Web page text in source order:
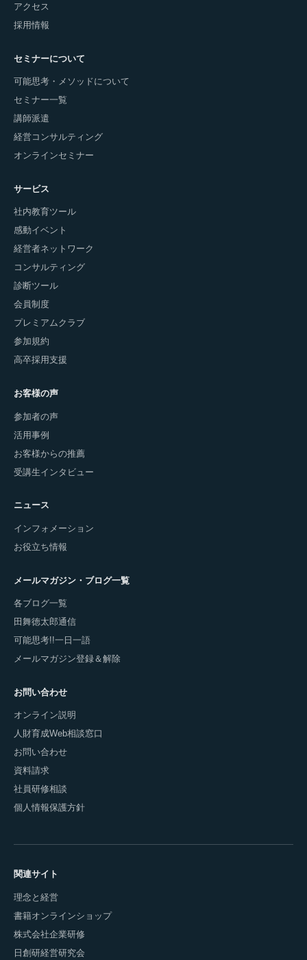
アクセス
採用情報
セミナーについて
可能思考・メソッドについて
セミナー一覧
講師派遣
経営コンサルティング
オンラインセミナー
サービス
社内教育ツール
感動イベント
経営者ネットワーク
コンサルティング
診断ツール
会員制度
プレミアムクラブ
参加規約
高卒採用支援
お客様の声
参加者の声
活用事例
お客様からの推薦
受講生インタビュー
ニュース
インフォメーション
お役立ち情報
メールマガジン・ブログ一覧
各ブログ一覧
田舞徳太郎通信
可能思考!!一日一語
メールマガジン登録＆解除
お問い合わせ
オンライン説明
人財育成Web相談窓口
お問い合わせ
資料請求
社員研修相談
個人情報保護方針
関連サイト
理念と経営
書籍オンラインショップ
株式会社企業研修
日創研経営研究会